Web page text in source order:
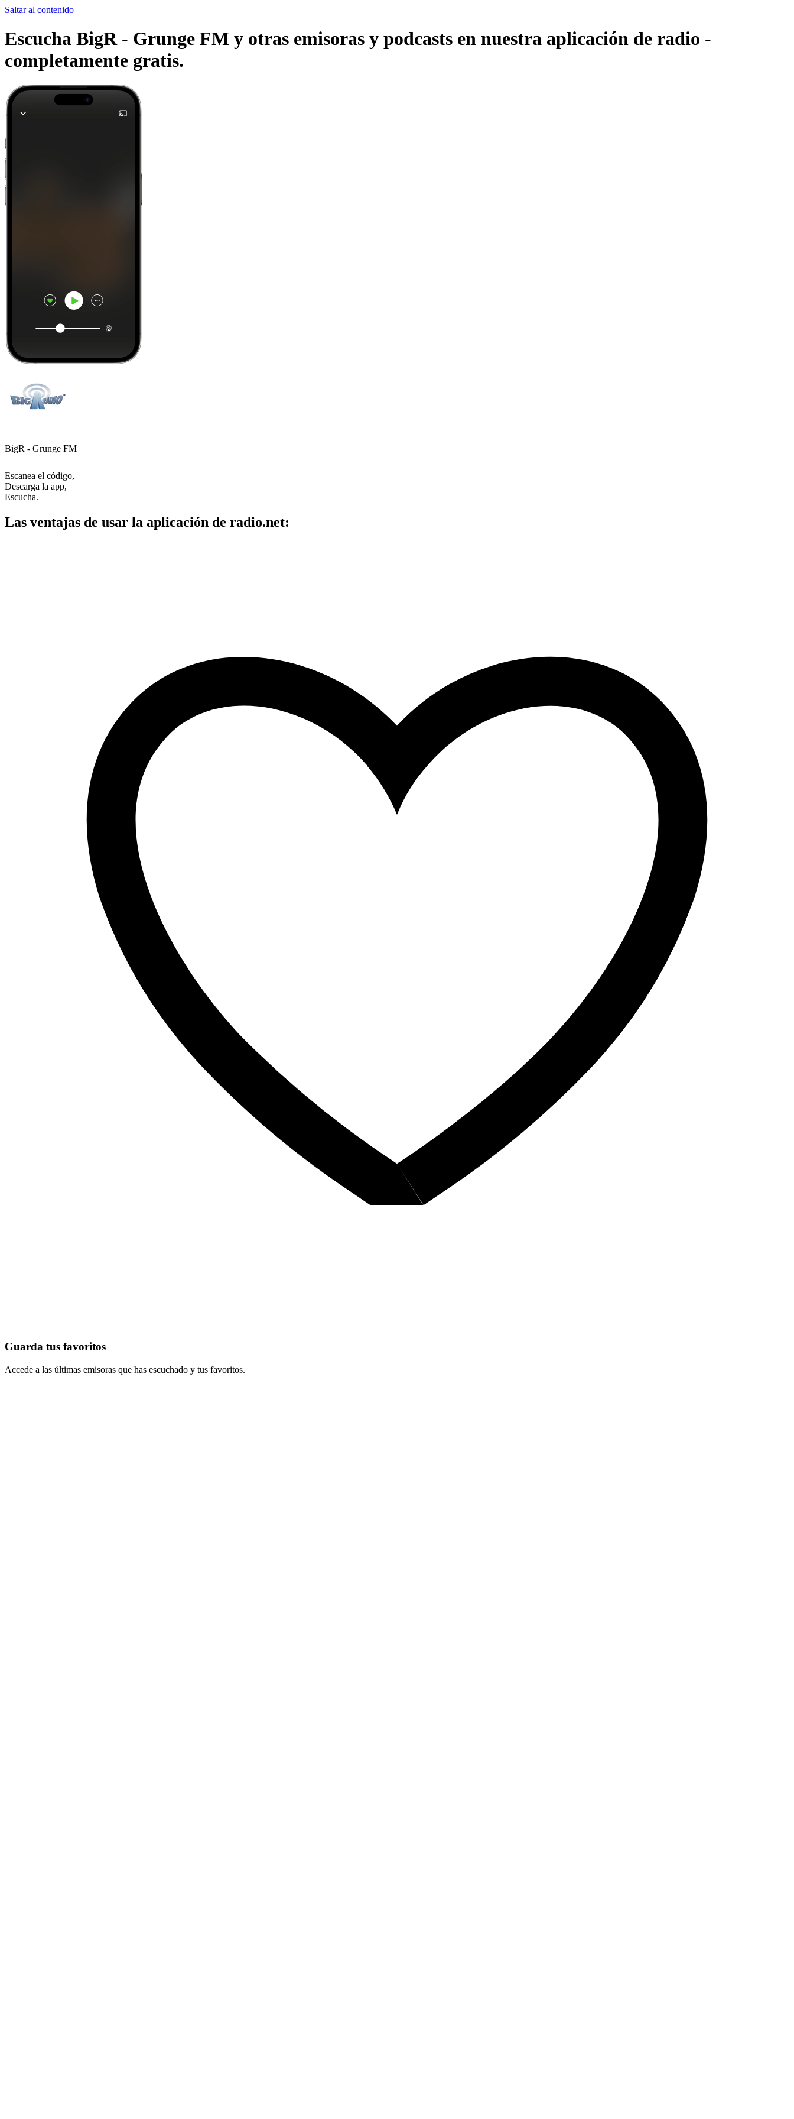
Saltar al contenido
Escucha BigR - Grunge FM y otras emisoras y podcasts en nuestra aplicación de radio -
completamente gratis.
BigR - Grunge FM
Escanea el código,
Descarga la app,
Escucha.
Las ventajas de usar la aplicación de radio.net:
Guarda tus favoritos
Accede a las últimas emisoras que has escuchado y tus favoritos.